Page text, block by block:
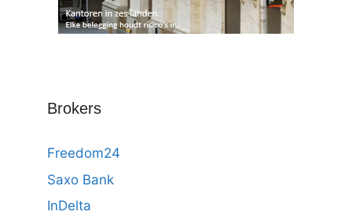
Brokers
Freedom24
Saxo Bank
InDelta